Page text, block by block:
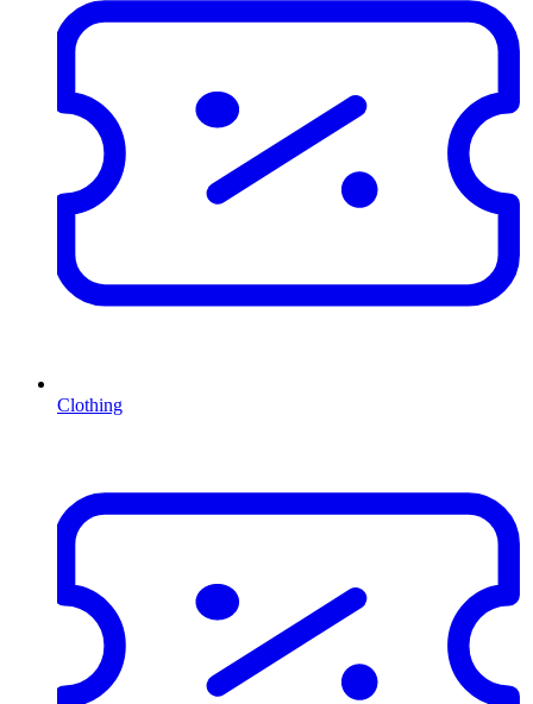
Clothing